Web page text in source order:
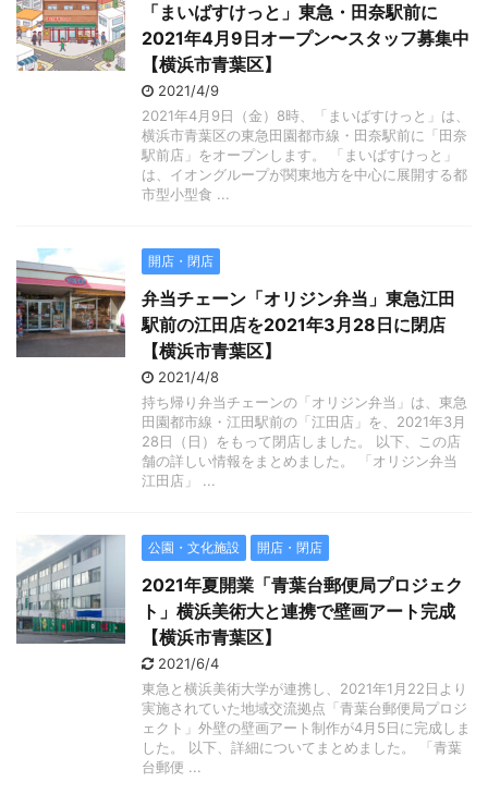
「まいばすけっと」東急・田奈駅前に
2021年4月9日オープン〜スタッフ募集中
【横浜市青葉区】
2021/4/9
2021年4月9日（金）8時、「まいばすけっと」は、
横浜市青葉区の東急田園都市線・田奈駅前に「田奈
駅前店」をオープンします。 「まいばすけっと」
は、イオングループが関東地方を中心に展開する都
市型小型食 ...
開店・閉店
弁当チェーン「オリジン弁当」東急江田
駅前の江田店を2021年3月28日に閉店
【横浜市青葉区】
2021/4/8
持ち帰り弁当チェーンの「オリジン弁当」は、東急
田園都市線・江田駅前の「江田店」を、2021年3月
28日（日）をもって閉店しました。 以下、この店
舗の詳しい情報をまとめました。 「オリジン弁当
江田店」 ...
公園・文化施設 開店・閉店
2021年夏開業「青葉台郵便局プロジェク
ト」横浜美術大と連携で壁画アート完成
【横浜市青葉区】
2021/6/4
東急と横浜美術大学が連携し、2021年1月22日より
実施されていた地域交流拠点「青葉台郵便局プロジ
ェクト」外壁の壁画アート制作が4月5日に完成しま
した。 以下、詳細についてまとめました。 「青葉
台郵便 ...